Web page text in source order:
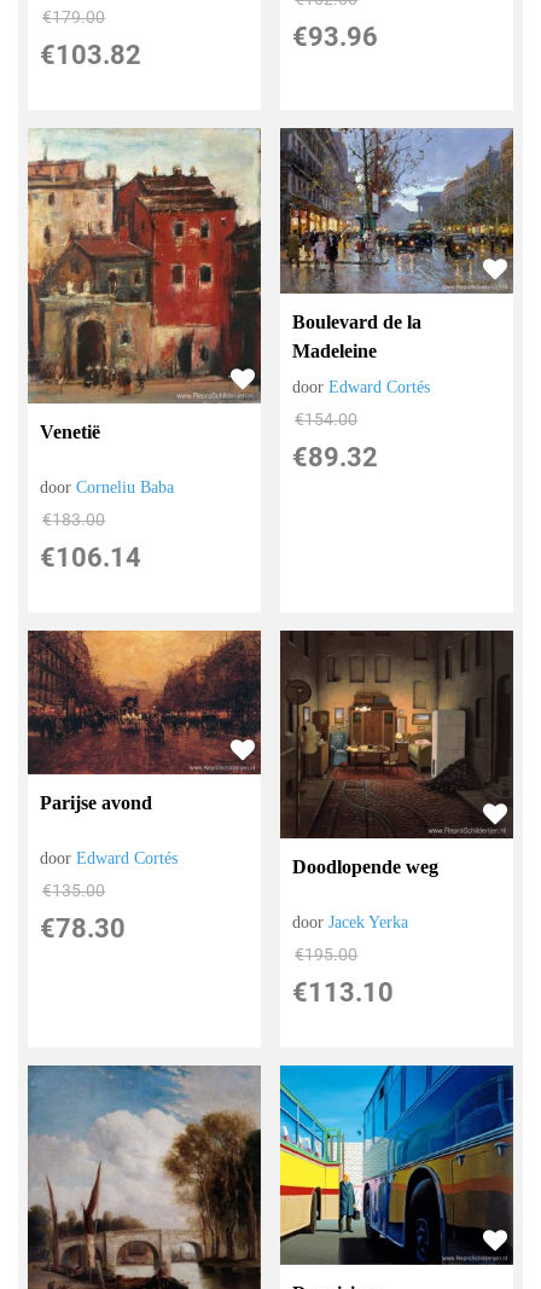
€179.00
€103.82
€93.96
Venetië
doorCorneliu Baba
€183.00
€106.14
Boulevard de la
Madeleine
doorEdward Cortés
€154.00
€89.32
Parijse avond
doorEdward Cortés
€135.00
€78.30
Doodlopende weg
doorJacek Yerka
€195.00
€113.10